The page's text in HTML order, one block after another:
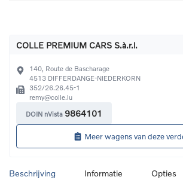
COLLE PREMIUM CARS S.à.r.l.
140, Route de Bascharage
4513 DIFFERDANGE-NIEDERKORN
352/26.26.45-1
remy@colle.lu
DOIN nVista 9864101
Meer wagens van deze
Beschrijving Informatie Opties